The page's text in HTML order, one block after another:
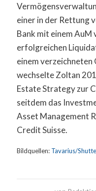
einer in der Rettung
Bank mit einem AuM
erfolgreichen
einem verzeichneten
wechselte Zoltan
Estate Strategy zur
seitdem das
Asset Management
Credit Suisse.
Bildquellen: Tavarius/